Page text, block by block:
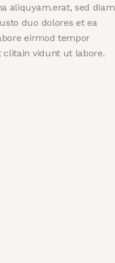
aliquyam.erat, sed diam
duo dolores et ea
eirmod tempor
clitain vidunt ut labore.